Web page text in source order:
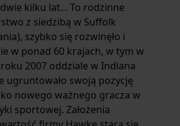
kilku lat... To rodzinne
z siedzibą w Suffolk
szybko się rozwinęło i
w ponad 60 krajach, w tym w
2007 oddziale w Indiana
ugruntowało swoją pozycję
nowego ważnego gracza w
sportowej. Założenia